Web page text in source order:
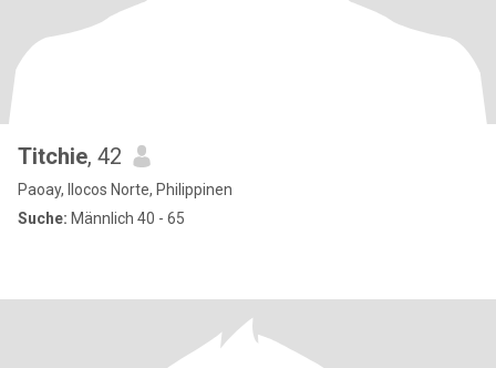
Titchie, 42
Paoay, Ilocos Norte, Philippinen
Suche: Männlich 40 - 65